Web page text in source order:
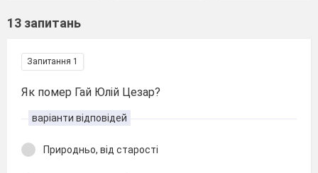
13 запитань
Запитання 1
Як помер Гай Юлій Цезар?
варіанти відповідей
Природньо, від старості